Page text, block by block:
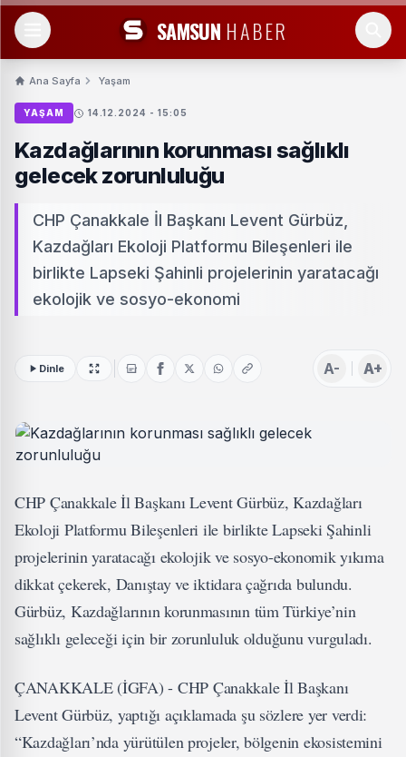
SAMSUN HABER
Ana Sayfa Yaşam
YAŞAM 14.12.2024 - 15:05
Kazdağlarının korunması sağlıklı
gelecek zorunluluğu
CHP Çanakkale İl Başkanı Levent Gürbüz,
Kazdağları Ekoloji Platformu Bileşenleri ile
birlikte Lapseki Şahinli projelerinin yaratacağı
ekolojik ve sosyo-ekonomi
Dinle A- A+
CHP Çanakkale İl Başkanı Levent Gürbüz, Kazdağları
Ekoloji Platformu Bileşenleri ile birlikte Lapseki Şahinli
projelerinin yaratacağı ekolojik ve sosyo-ekonomik yıkıma
dikkat çekerek, Danıştay ve iktidara çağrıda bulundu.
Gürbüz, Kazdağlarının korunmasının tüm Türkiye’nin
sağlıklı geleceği için bir zorunluluk olduğunu vurguladı.
ÇANAKKALE (İGFA) - CHP Çanakkale İl Başkanı
Levent Gürbüz, yaptığı açıklamada şu sözlere yer verdi:
“Kazdağları’nda yürütülen projeler, bölgenin ekosistemini